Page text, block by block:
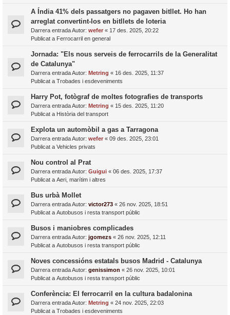
A Índia 41% dels passatgers no pagaven bitllet. Ho han
arreglat convertint-los en bitllets de loteria
Darrera entrada Autor: wefer « 17 des. 2025, 20:22
Publicat a Ferrocarril en general
Jornada: "Els nous serveis de ferrocarrils de la Generalitat
de Catalunya"
Darrera entrada Autor: Metring « 16 des. 2025, 11:37
Publicat a Trobades i esdeveniments
Harry Pot, fotògraf de moltes fotografies de transports
Darrera entrada Autor: Metring « 15 des. 2025, 11:20
Publicat a Història del transport
Explota un automòbil a gas a Tarragona
Darrera entrada Autor: wefer « 09 des. 2025, 23:01
Publicat a Vehicles privats
Nou control al Prat
Darrera entrada Autor: Guigui « 06 des. 2025, 17:37
Publicat a Aeri, marítim i altres
Bus urbà Mollet
Darrera entrada Autor: victor273 « 26 nov. 2025, 18:51
Publicat a Autobusos i resta transport públic
Busos i maniobres complicades
Darrera entrada Autor: jgomezs « 26 nov. 2025, 12:11
Publicat a Autobusos i resta transport públic
Noves concessións estatals busos Madrid - Catalunya
Darrera entrada Autor: genissimon « 26 nov. 2025, 10:01
Publicat a Autobusos i resta transport públic
Conferència: El ferrocarril en la cultura badalonina
Darrera entrada Autor: Metring « 24 nov. 2025, 22:03
Publicat a Trobades i esdeveniments